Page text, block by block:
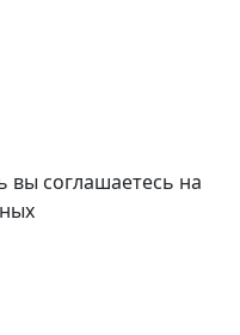
вы соглашаетесь на